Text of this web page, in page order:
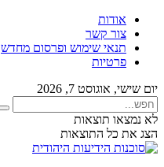
אודות
צור קשר
תנאי שימוש ופרסום מחדש
פרטיות
יום שישי, אוגוסט 7, 2026
לא נמצאו תוצאות
הצג את כל התוצאות